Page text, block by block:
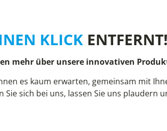
KLICK ENTFERNT!
mehr über unsere innovativen
es kaum erwarten, gemeinsam mit
sich bei uns, lassen Sie uns plaudern